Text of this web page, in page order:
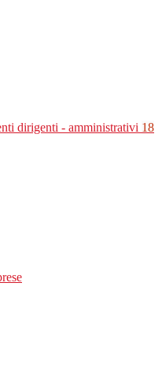
dirigenti - amministrativi 18